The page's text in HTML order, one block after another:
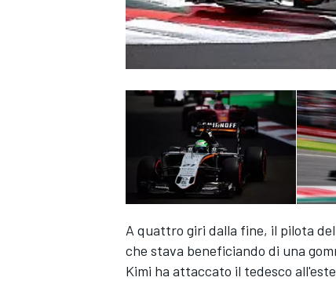
MONOPOSTO
A quattro giri dalla fine, il pilota
che stava beneficiando di una
Kimi ha attaccato il tedesco